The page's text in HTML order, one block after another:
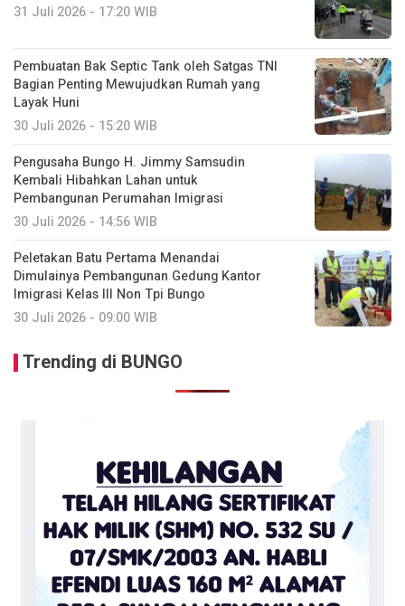
31 Juli 2026 - 17:20 WIB
Pembuatan Bak Septic Tank oleh Satgas TNI
Bagian Penting Mewujudkan Rumah yang
Layak Huni
30 Juli 2026 - 15:20 WIB
Pengusaha Bungo H. Jimmy Samsudin
Kembali Hibahkan Lahan untuk
Pembangunan Perumahan Imigrasi
30 Juli 2026 - 14:56 WIB
Peletakan Batu Pertama Menandai
Dimulainya Pembangunan Gedung Kantor
Imigrasi Kelas III Non Tpi Bungo
30 Juli 2026 - 09:00 WIB
Trending di BUNGO